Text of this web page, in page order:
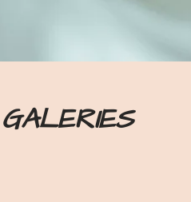
GALERIES